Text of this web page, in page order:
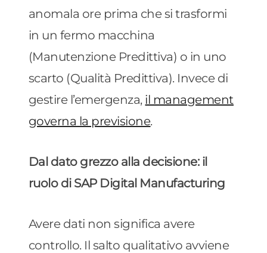
anomala ore prima che si trasformi
in un fermo macchina
(Manutenzione Predittiva) o in uno
scarto (Qualità Predittiva). Invece di
gestire l’emergenza, il management
governa la previsione.
Dal dato grezzo alla decisione: il
ruolo di SAP Digital Manufacturing
Avere dati non significa avere
controllo. Il salto qualitativo avviene